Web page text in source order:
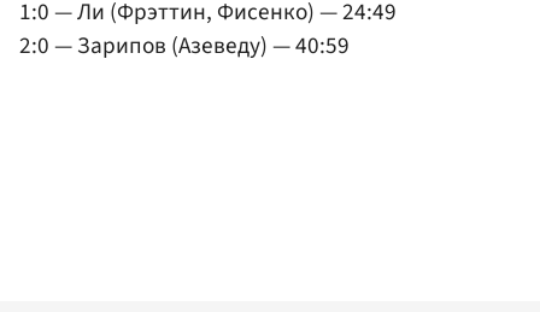
1:0 — Ли (Фрэттин, Фисенко) — 24:49
2:0 — Зарипов (Азеведу) — 40:59